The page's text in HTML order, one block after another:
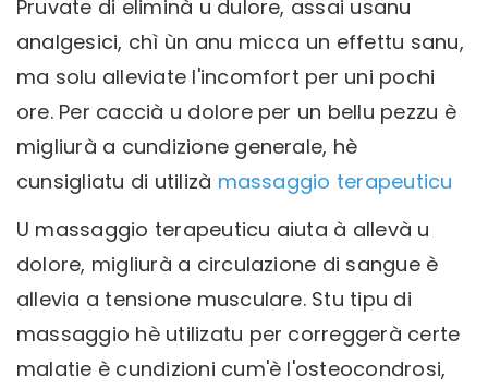
Pruvate di eliminà u dulore, assai usanu
analgesici, chì ùn anu micca un effettu sanu,
ma solu alleviate l'incomfort per uni pochi
ore. Per caccià u dolore per un bellu pezzu è
migliurà a cundizione generale, hè
cunsigliatu di utilizà massaggio terapeuticu
U massaggio terapeuticu aiuta à allevà u
dolore, migliurà a circulazione di sangue è
allevia a tensione musculare. Stu tipu di
massaggio hè utilizatu per correggerà certe
malatie è cundizioni cum'è l'osteocondrosi,